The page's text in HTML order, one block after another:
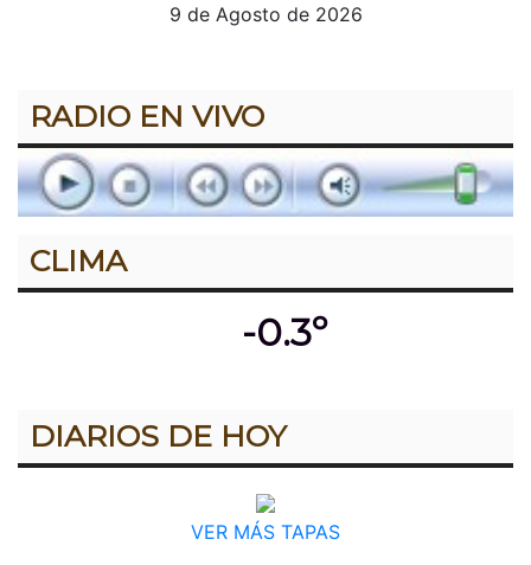
9 de Agosto de 2026
RADIO EN VIVO
CLIMA
-0.3º
DIARIOS DE HOY
VER MÁS TAPAS